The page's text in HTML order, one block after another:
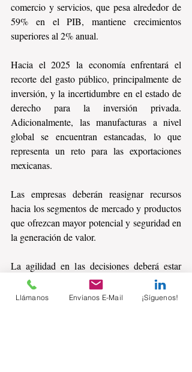
comercio y servicios, que pesa alrededor de
59% en el PIB, mantiene crecimientos
superiores al 2% anual.
Hacia el 2025 la economía enfrentará el
recorte del gasto público, principalmente de
inversión, y la incertidumbre en el estado de
derecho para la inversión privada.
Adicionalmente, las manufacturas a nivel
global se encuentran estancadas, lo que
representa un reto para las exportaciones
mexicanas.
Las empresas deberán reasignar recursos
hacia los segmentos de mercado y productos
que ofrezcan mayor potencial y seguridad en
la generación de valor.
La agilidad en las decisiones deberá estar
soportada por un análisis continuo de la
demanda y un conocimiento mayor de la
Llámanos Envíanos E-Mail ¡Síguenos!